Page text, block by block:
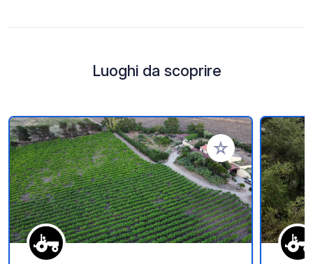
Luoghi da scoprire
Aggiungi ai tuoi